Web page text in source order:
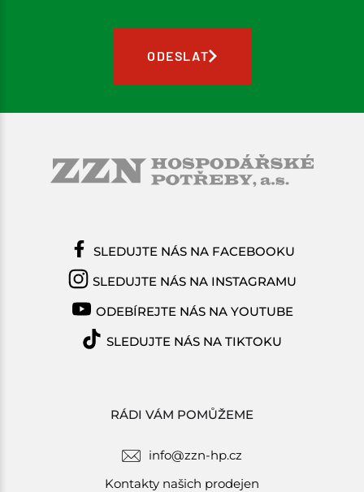
ODESLAT
RÁDI VÁM POMŮŽEME
info@zzn-hp.cz
Kontakty našich prodejen
SLEDUJTE NÁS NA FACEBOOKU
SLEDUJTE NÁS NA INSTAGRAMU
ODEBÍREJTE NÁS NA YOUTUBE
SLEDUJTE NÁS NA TIKTOKU